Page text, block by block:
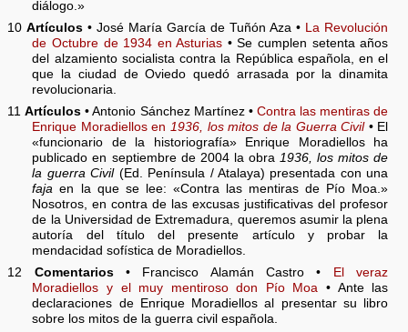
diálogo.»
10Artículos • José María García de Tuñón Aza •
La Revolución
de Octubre de 1934 en Asturias • Se cumplen setenta años
del alzamiento socialista contra la República española, en el
que la ciudad de Oviedo quedó arrasada por la dinamita
revolucionaria.
11Artículos • Antonio Sánchez Martínez • Contra las mentiras de
Enrique Moradiellos en 1936, los mitos de la Guerra Civil• El
«funcionario de la historiografía» Enrique Moradiellos ha
publicado en septiembre de 2004 la obra 1936, los mitos de
la guerra Civil(Ed. Península / Atalaya) presentada con una
faja en la que se lee: «Contra las mentiras de Pío Moa.»
Nosotros, en contra de las excusas justificativas del profesor
de la Universidad de Extremadura, queremos asumir la plena
autoría del título del presente artículo y probar la
mendacidad sofística de Moradiellos.
12 Comentarios• Francisco Alamán Castro • El veraz
Moradiellos y el muy mentiroso don Pío Moa • Ante las
declaraciones de Enrique Moradiellos al presentar su libro
sobre los mitos de la guerra civil española.